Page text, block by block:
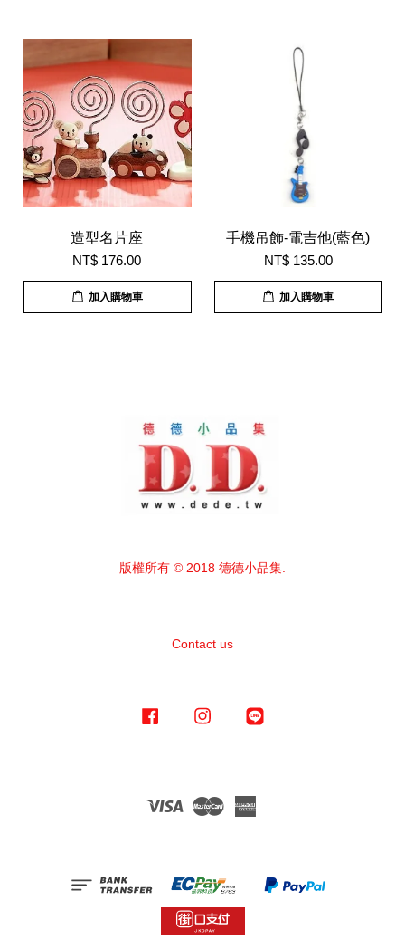
造型名片座
NT$ 176.00
加入購物車
手機吊飾-電吉他(藍色)
NT$ 135.00
加入購物車
版權所有 © 2018 德德小品集.
Contact us
Facebook Instagram
Visa Master